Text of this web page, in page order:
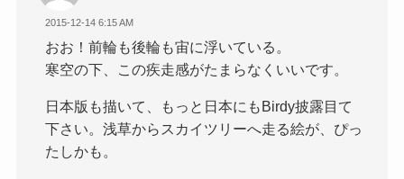
2015-12-14 6:15 AM
おお！前輪も後輪も宙に浮いている。
寒空の下、この疾走感がたまらなくいいです。
日本版も描いて、もっと日本にもBirdy披露目て
下さい。浅草からスカイツリーへ走る絵が、ぴっ
たしかも。